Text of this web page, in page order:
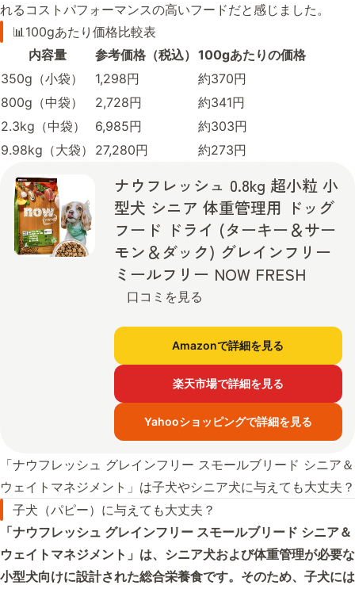
れるコストパフォーマンスの高いフードだと感じました。
📊100gあたり価格比較表
内容量
参考価格（税込） 100gあたりの価格
350g（小袋）
1,298円
約370円
800g（中袋）
2,728円
約341円
2.3kg（中袋）
6,985円
約303円
9.98kg（大袋）
27,280円 約273円
ナウフレッシュ 0.8kg 超小粒 小
型犬 シニア 体重管理用 ドッグ
フード ドライ (ターキー＆サー
モン＆ダック) グレインフリー
ミールフリー NOW FRESH
口コミを見る
Amazonで詳細を見る
楽天市場で詳細を見る
Yahooショッピングで詳細を見る
「ナウフレッシュ グレインフリー スモールブリード シニア＆
ウェイトマネジメント」は子犬やシニア犬に与えても大丈夫？
子犬（パピー）に与えても大丈夫？
「ナウフレッシュ グレインフリー スモールブリード シニア＆
ウェイトマネジメント」は、シニア犬および体重管理が必要な
小型犬向けに設計された総合栄養食です。そのため、子犬には